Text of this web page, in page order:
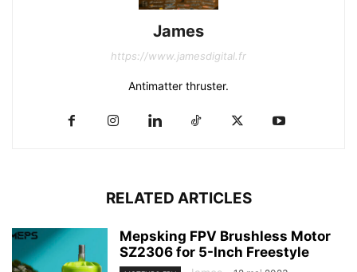
James
https://www.jamesdigital.fr
Antimatter thruster.
RELATED ARTICLES
Mepsking FPV Brushless Motor
SZ2306 for 5-Inch Freestyle